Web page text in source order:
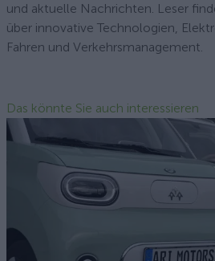
und aktuelle Nachrichten. Leser
über innovative Technologien,
Fahren und Verkehrsmanagement.
Das könnte Sie auch interessieren